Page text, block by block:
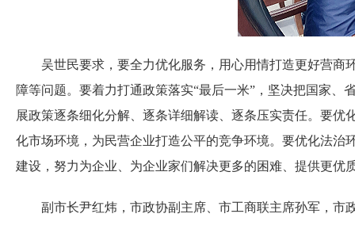
吴世民要求，要全力优化服务，用心用情打造更好营商
障等问题。要着力打通政策落实“最后一米”，坚决把国家
展政策逐条细化分解、逐条详细解读、逐条压实责任。要优
化市场环境，为民营企业打造公平的竞争环境。要优化法
建设，努力为企业、为企业家们解决更多的困难、提供更优
副市长尹红炜，市政协副主席、市工商联主席孙军，市